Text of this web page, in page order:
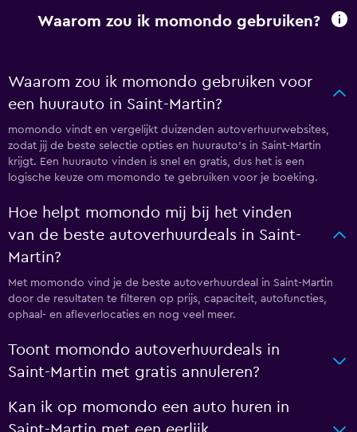
Waarom zou ik momondo gebruiken?
Waarom zou ik momondo gebruiken voor
een huurauto in Saint-Martin?
momondo vindt en vergelijkt duizenden autoverhuurwebsites,
zodat jij de beste selectie opties en huurauto's in Saint-Martin
krijgt. Een huurauto vinden is snel en gratis, dus het is een
logische keuze om momondo te gebruiken voor je boeking.
Hoe helpt momondo mij bij het vinden
van de beste autoverhuurdeals in Saint-
Martin?
Met momondo vind je de beste autoverhuurdeal in Saint-Martin
door de resultaten te filteren op prijs, capaciteit, autofuncties,
ophaal- en afleverlocaties en nog veel meer.
Toont momondo autoverhuurdeals in
Saint-Martin met gratis annuleren?
Kan ik op momondo een auto huren in